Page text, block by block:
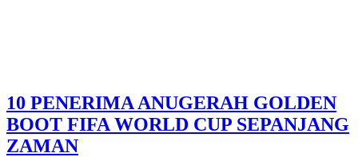
10 PENERIMA ANUGERAH GOLDEN
BOOT FIFA WORLD CUP SEPANJANG
ZAMAN